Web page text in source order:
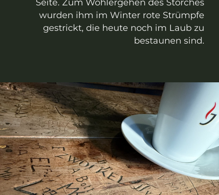
wurden ihm im Winter rote Strümpfe
gestrickt, die heute noch im Laub zu
bestaunen sind.